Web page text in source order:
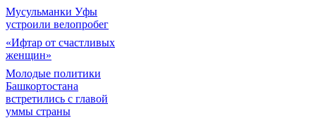
Мусульманки Уфы
устроили велопробег
«Ифтар от счастливых
женщин»
Молодые политики
Башкортостана
встретились с главой
уммы страны